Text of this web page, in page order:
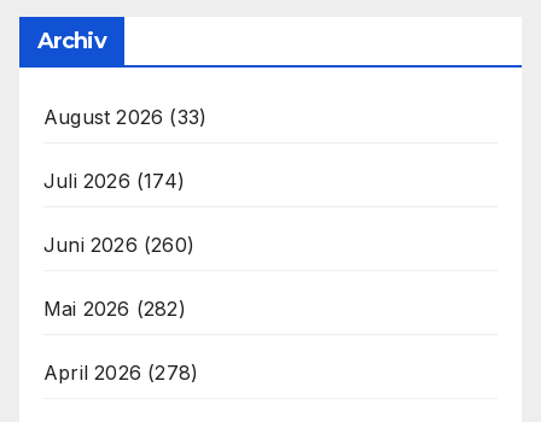
Archiv
August 2026 (33)
Juli 2026 (174)
Juni 2026 (260)
Mai 2026 (282)
April 2026 (278)